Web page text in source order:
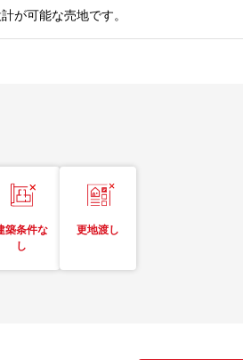
が可能な売地です。
築条件な
し
更地渡し